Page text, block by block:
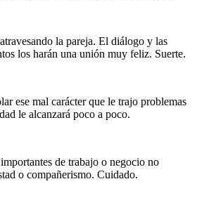
la pareja. El diálogo y las
los harán una unión muy feliz. Suerte.
ese mal carácter que le trajo problemas
le alcanzará poco a poco.
de trabajo o negocio no
o compañerismo. Cuidado.